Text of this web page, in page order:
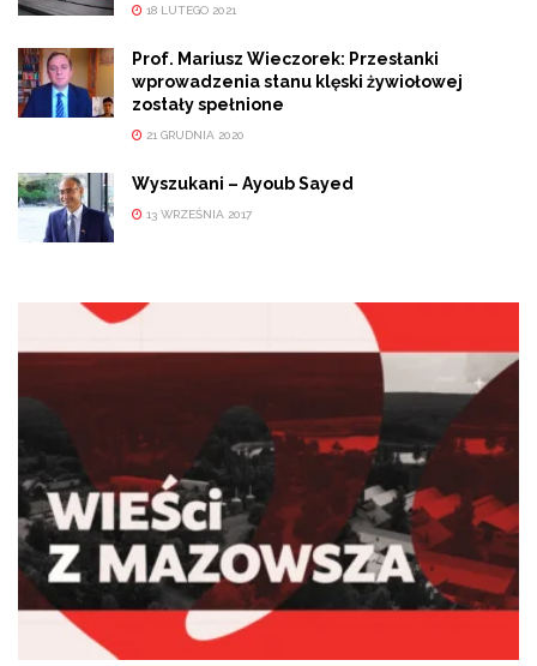
18 LUTEGO 2021
Prof. Mariusz Wieczorek: Przesłanki
wprowadzenia stanu klęski żywiołowej
zostały spełnione
21 GRUDNIA 2020
Wyszukani – Ayoub Sayed
13 WRZEŚNIA 2017